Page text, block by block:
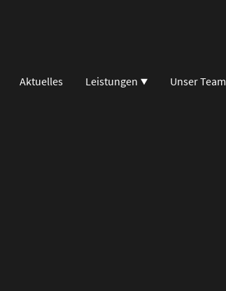
Aktuelles Leistungen Unser Team